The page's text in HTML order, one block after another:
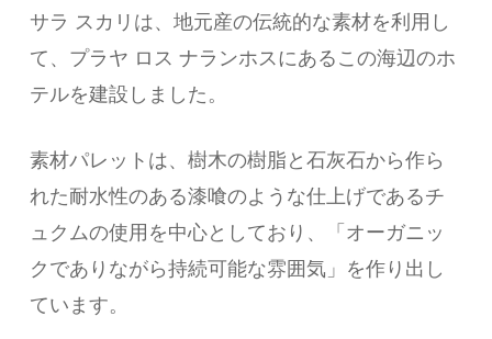
サラ スカリは、地元産の伝統的な素材を利用し
て、プラヤ ロス ナランホスにあるこの海辺のホ
テルを建設しました。
素材パレットは、樹木の樹脂と石灰石から作ら
れた耐水性のある漆喰のような仕上げであるチ
ュクムの使用を中心としており、「オーガニッ
クでありながら持続可能な雰囲気」を作り出し
ています。